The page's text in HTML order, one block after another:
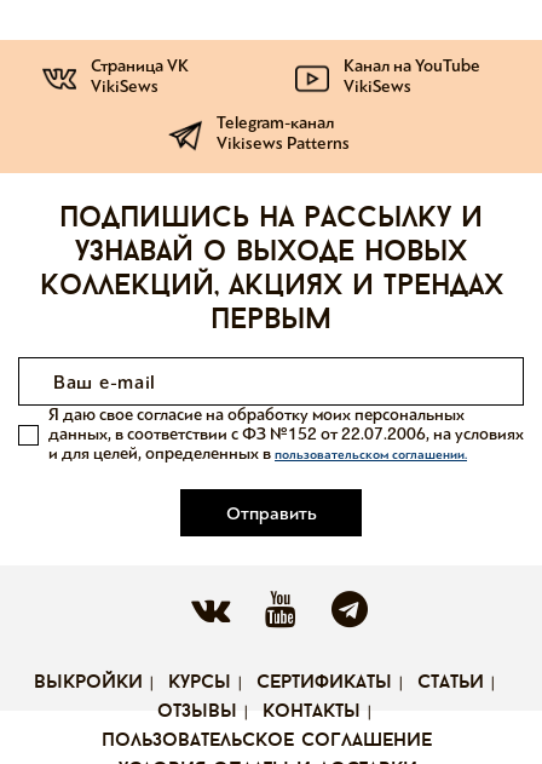
Страница VK
VikiSews
Канал на YouTube
VikiSews
Telegram-канал
Vikisews Patterns
Подпишись на рассылку и
узнавай о выходе новых
коллекций, акциях и трендах
первым
Отправить
Я даю свое согласие на обработку моих персональных
данных, в соответствии с ФЗ №152 от 22.07.2006, на условиях
и для целей, определенных в пользовательском соглашении.
выкройки курсы сертификаты
статьи
отзывы
контакты
пользовательское соглашение